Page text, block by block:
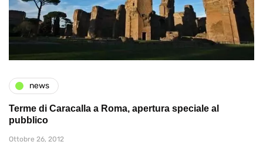
news
Terme di Caracalla a Roma, apertura speciale al
pubblico
Ottobre 26, 2012